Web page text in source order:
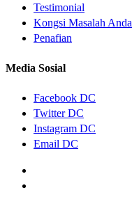
Testimonial
Kongsi Masalah Anda
Penafian
Media Sosial
Facebook DC
Twitter DC
Instagram DC
Email DC